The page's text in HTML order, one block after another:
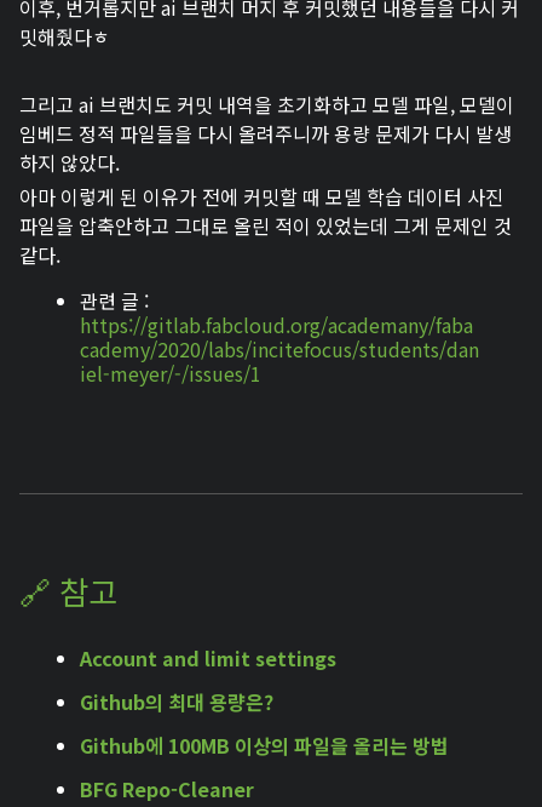
이후, 번거롭지만 ai 브랜치 머지 후 커밋했던 내용들을 다시 커
밋해줬다ㅎ
그리고 ai 브랜치도 커밋 내역을 초기화하고 모델 파일, 모델이
임베드 정적 파일들을 다시 올려주니까 용량 문제가 다시 발생
하지 않았다.
아마 이렇게 된 이유가 전에 커밋할 때 모델 학습 데이터 사진
파일을 압축안하고 그대로 올린 적이 있었는데 그게 문제인 것
같다.
관련 글 :
https://gitlab.fabcloud.org/academany/faba
cademy/2020/labs/incitefocus/students/dan
iel-meyer/-/issues/1
🔗 참고
Account and limit settings
Github의 최대 용량은?
Github에 100MB 이상의 파일을 올리는 방법
BFG Repo-Cleaner